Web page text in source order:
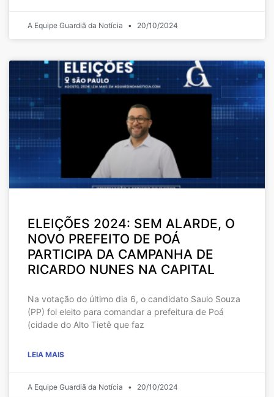
A Equipe Guardiã da Notícia 20/10/2024
ELEIÇÕES 2024: SEM ALARDE, O
NOVO PREFEITO DE POÁ
PARTICIPA DA CAMPANHA DE
RICARDO NUNES NA CAPITAL
Na votação do último dia 6, o candidato Saulo Souza
(PP) foi eleito para comandar a prefeitura de Poá
(cidade do Alto Tietê que faz
LEIA MAIS
A Equipe Guardiã da Notícia 20/10/2024